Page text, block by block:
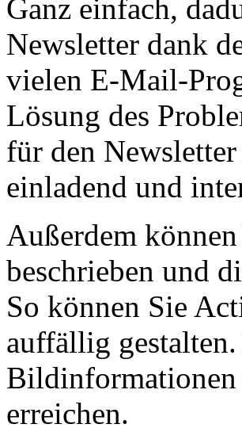
Ganz einfach,
Newsletter dank
vielen E-Mail-
Lösung des
für den
einladend und
Außerdem
beschrieben und
So können Sie
auffällig
erreichen.